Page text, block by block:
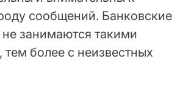
сообщений. Банковские
занимаются такими
более с неизвестных